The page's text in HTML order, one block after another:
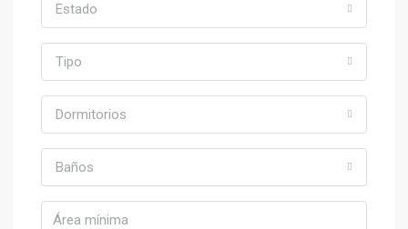
Estado
Tipo
Dormitorios
Baños